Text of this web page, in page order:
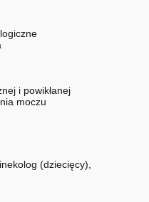
i powikłanej
moczu
(dziecięcy)